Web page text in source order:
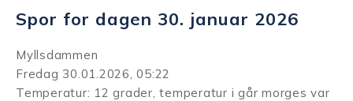
Spor for dagen 30. januar 2026
Myllsdammen
Fredag 30.01.2026, 05:22
Temperatur: 12 grader, temperatur i går morges var